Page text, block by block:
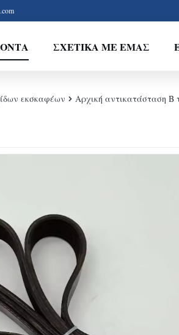
ΣΧΕΤΙΚΆ ΜΕ ΕΜΆΣ
εκσκαφέων Αρχική αντικατάσταση Β